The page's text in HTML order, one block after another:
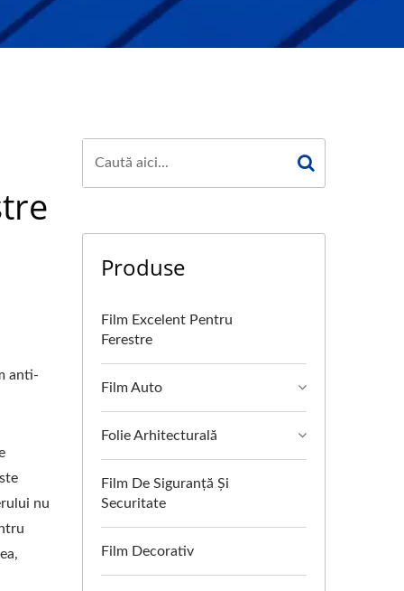
anti-
nu
Produse
Film Excelent Pentru
Ferestre
Film Auto
Folie Arhitecturală
Film De Siguranță Și
Securitate
Film Decorativ